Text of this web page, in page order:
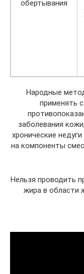
обертывания
Народные
применять
заболевания
хронические
на компоненты
Нельзя проводить
жира в области